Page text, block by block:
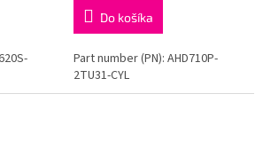
Do košíka
Part number (PN): AHD710P-
2TU31-CYL